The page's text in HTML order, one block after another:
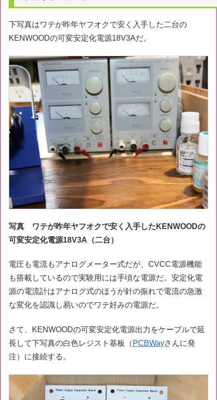
下写真はワテが昨年ヤフオクで安く入手した二台の
KENWOODの可変安定化電源18V3Aだ。
写真 ワテが昨年ヤフオクで安く入手したKENWOODの
可変安定化電源18V3A（二台）
電圧も電流もアナログメーター式だが、CVCC電源機能
も搭載しているので実験用には手頃な電源だ。安定化電
源の電流計はアナログ式のほうが針の振れで電流の急激
な変化を認識し易いのでワテ好みの電源だ。
さて、KENWOODの可変安定化電源出力をケーブルで延
長して下写真の白色レジスト基板（ PCBWayさんに発
注）に接続する。